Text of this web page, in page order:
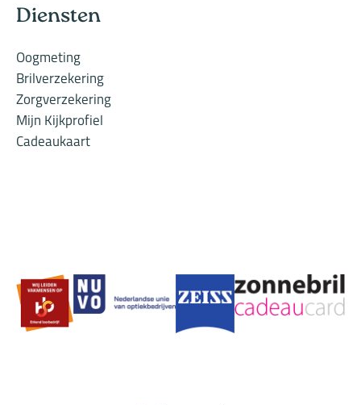
Diensten
Oogmeting
Brilverzekering
Zorgverzekering
Mijn Kijkprofiel
Cadeaukaart